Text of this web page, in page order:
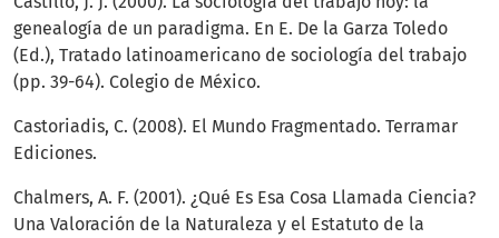
genealogía de un paradigma. En E. De la Garza Toledo
(Ed.), Tratado latinoamericano de sociología del trabajo
(pp. 39-64). Colegio de México.
Castoriadis, C. (2008). El Mundo Fragmentado. Terramar
Ediciones.
Chalmers, A. F. (2001). ¿Qué Es Esa Cosa Llamada Ciencia?
Una Valoración de la Naturaleza y el Estatuto de la